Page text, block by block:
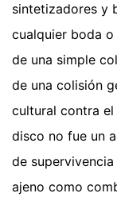
sintetizadores y
cualquier boda
de una simple
de una colisión
cultural contra
disco no fue un
de
ajeno como